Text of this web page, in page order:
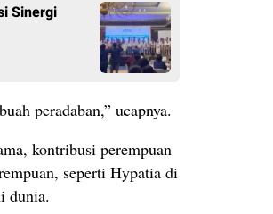
Sinergi
peradaban,” ucapnya.
kontribusi perempuan
seperti Hypatia di
dunia.